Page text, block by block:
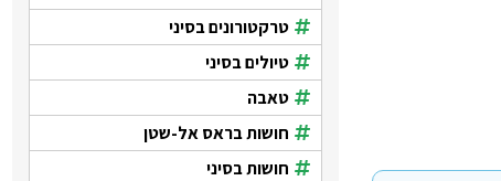
טרקטורונים בסיני
טיולים בסיני
טאבה
חושות בראס אל-שטן
חושות בסיני